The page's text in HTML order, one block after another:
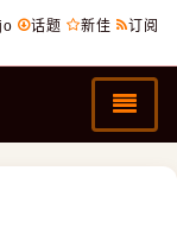
话题 新佳 订阅